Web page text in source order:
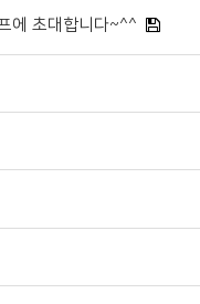
에 초대합니다~^^